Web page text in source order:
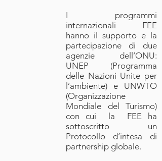
I programmi
internazionali FEE
hanno il supporto e la
partecipazione di due
agenzie dell’ONU:
UNEP (Programma
delle Nazioni Unite per
l’ambiente) e UNWTO
(Organizzazione
Mondiale del Turismo)
con cui la FEE ha
sottoscritto un
Protocollo d’intesa di
partnership globale.